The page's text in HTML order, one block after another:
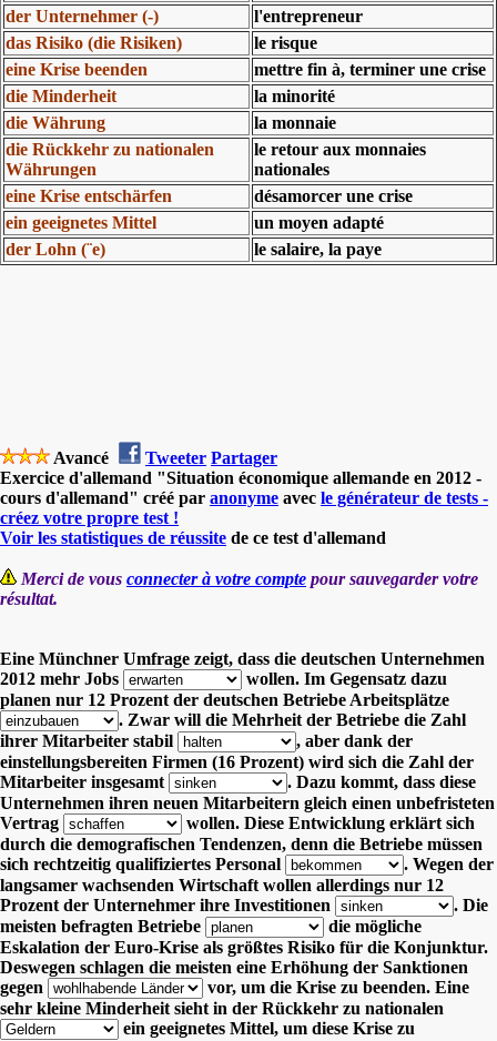
der Unternehmer (-)
l'entrepreneur
das Risiko (die Risiken)
le risque
eine Krise beenden
mettre fin à, terminer une crise
die Minderheit
la minorité
die Währung
la monnaie
die Rückkehr zu nationalen
Währungen
le retour aux monnaies
nationales
eine Krise entschärfen
désamorcer une crise
ein geeignetes Mittel
un moyen adapté
der Lohn (¨e)
le salaire, la paye
Avancé Tweeter Partager
Exercice d'allemand "Situation économique allemande en 2012 -
cours d'allemand" créé par anonyme avec le générateur de tests -
créez votre propre test !
Voir les statistiques de réussite de ce test d'allemand
Merci de vous connecter à votre compte pour sauvegarder votre
résultat.
Eine Münchner Umfrage zeigt, dass die deutschen Unternehmen
2012 mehr Jobs
wollen. Im Gegensatz dazu
planen nur 12 Prozent der deutschen Betriebe Arbeitsplätze
. Zwar will die Mehrheit der Betriebe die Zahl
ihrer Mitarbeiter stabil
, aber dank der
einstellungsbereiten Firmen (16 Prozent) wird sich die Zahl der
Mitarbeiter insgesamt
. Dazu kommt, dass diese
Unternehmen ihren neuen Mitarbeitern gleich einen unbefristeten
Vertrag
wollen. Diese Entwicklung erklärt sich
durch die demografischen Tendenzen, denn die Betriebe müssen
sich rechtzeitig qualifiziertes Personal
. Wegen der
langsamer wachsenden Wirtschaft wollen allerdings nur 12
Prozent der Unternehmer ihre Investitionen
. Die
meisten befragten Betriebe
die mögliche
Eskalation der Euro-Krise als größtes Risiko für die Konjunktur.
Deswegen schlagen die meisten eine Erhöhung der Sanktionen
gegen
vor, um die Krise zu beenden. Eine
sehr kleine Minderheit sieht in der Rückkehr zu nationalen
ein geeignetes Mittel, um diese Krise zu